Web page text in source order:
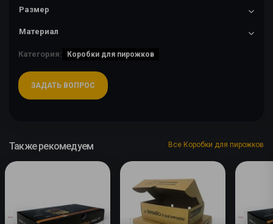
Размер
Материал
Категория: Коробки для пирожков
ЗАДАТЬ ВОПРОС
Также рекомедуем Все Коробки для пирожков